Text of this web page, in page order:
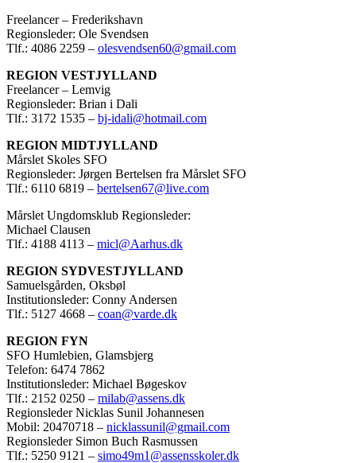
Freelancer – Frederikshavn
Regionsleder: Ole Svendsen
Tlf.: 4086 2259 – olesvendsen60@gmail.com
REGION VESTJYLLAND
Freelancer – Lemvig
Regionsleder: Brian i Dali
Tlf.: 3172 1535 – bj-idali@hotmail.com
REGION MIDTJYLLAND
Mårslet Skoles SFO
Regionsleder: Jørgen Bertelsen fra Mårslet SFO
Tlf.: 6110 6819 – bertelsen67@live.com
Mårslet Ungdomsklub Regionsleder:
Michael Clausen
Tlf.: 4188 4113 – micl@Aarhus.dk
REGION SYDVESTJYLLAND
Samuelsgården, Oksbøl
Institutionsleder: Conny Andersen
Tlf.: 5127 4668 – coan@varde.dk
REGION FYN
SFO Humlebien, Glamsbjerg
Telefon: 6474 7862
Institutionsleder: Michael Bøgeskov
Tlf.: 2152 0250 – milab@assens.dk
Regionsleder Nicklas Sunil Johannesen
Mobil: 20470718 – nicklassunil@gmail.com
Regionsleder Simon Buch Rasmussen
Tlf.: 5250 9121 – simo49m1@assensskoler.dk